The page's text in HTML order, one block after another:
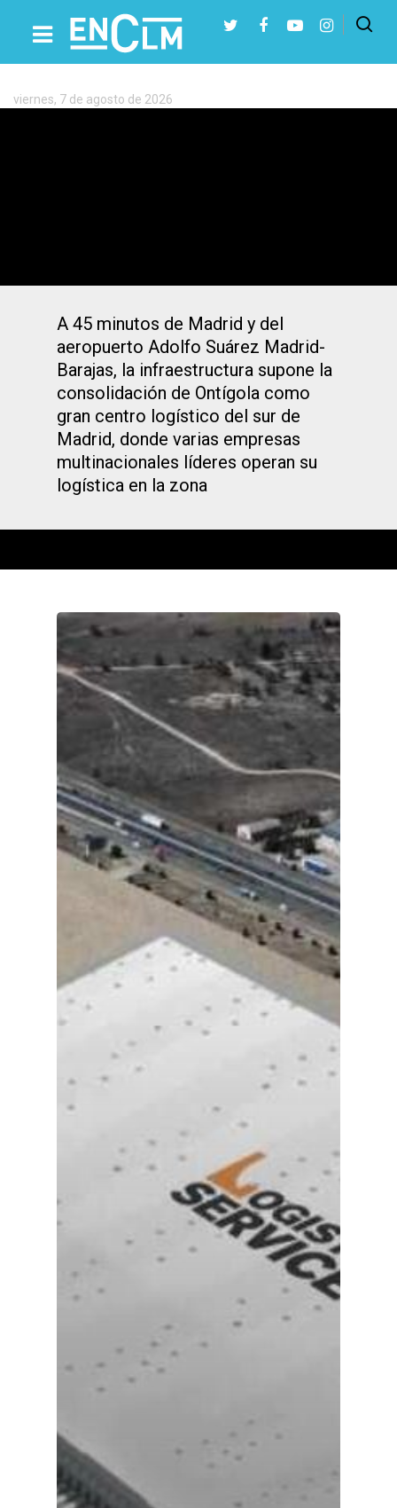
Etiqueta:
Ontígola
Presiona Intro para buscar o ESC para cerrar
viernes, 7 de agosto de 2026
A 45 minutos de Madrid y del
aeropuerto Adolfo Suárez Madrid-
Barajas, la infraestructura supone la
consolidación de Ontígola como
gran centro logístico del sur de
Madrid, donde varias empresas
multinacionales líderes operan su
logística en la zona